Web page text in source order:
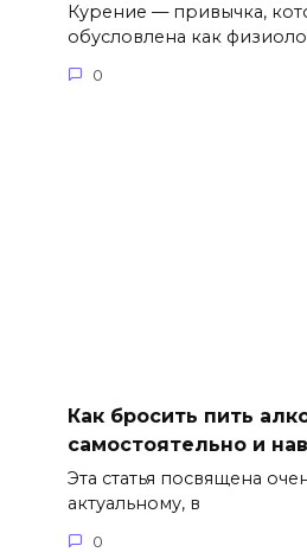
Курение — привычка,
обусловлена как
0
Как бросить пить
самостоятельно и
Эта статья посвящена
актуальному, в
0